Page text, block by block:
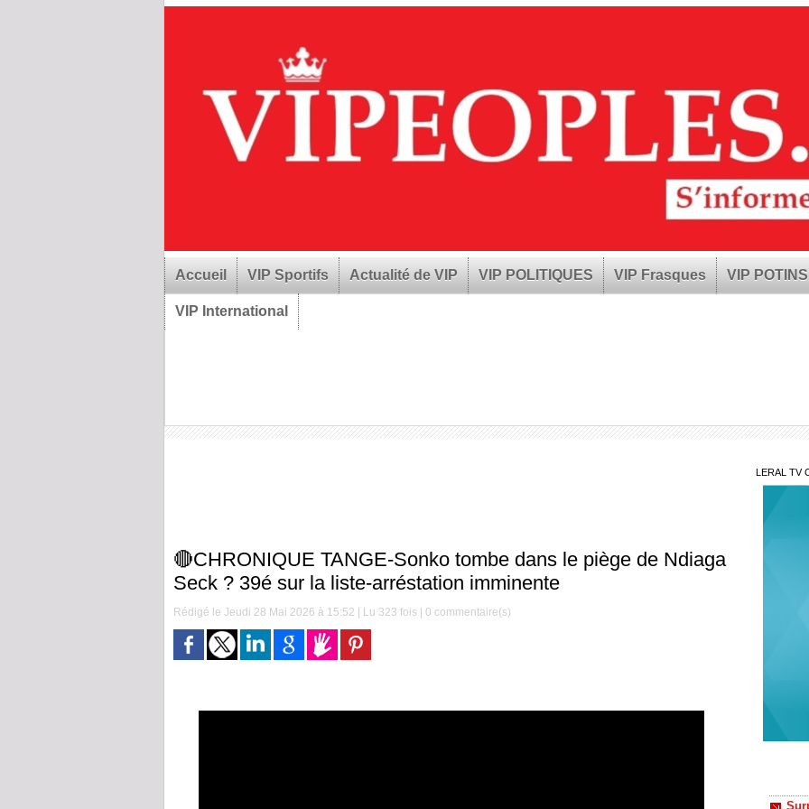
Accueil VIP Sportifs Actualité de VIP VIP POLITIQUES VIP Frasques VIP POTINS
VIP International
🔴CHRONIQUE TANGE-Sonko tombe dans le piège de Ndiaga
Seck ? 39é sur la liste-arréstation imminente
Rédigé le Jeudi 28 Mai 2026 à 15:52 | Lu 323 fois | 0 commentaire(s)
LERAL TV